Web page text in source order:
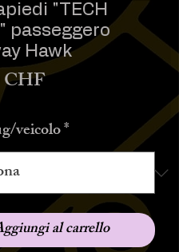
"TECH
passeggero
Hawk
CHFPrezzo
veicolo*
al carrello